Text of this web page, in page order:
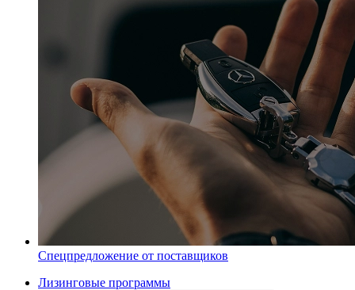
Спецпредложение от поставщиков
Лизинговые программы